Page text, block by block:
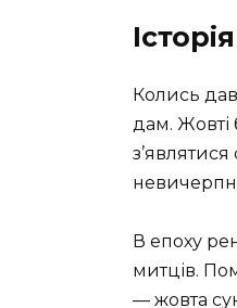
Колись
дам. Жовті
В епоху
митців.
— жовта